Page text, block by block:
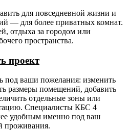
для повседневной жизни и
— для более приватных комнат.
отдыха за городом или
пространства.
проект
под ваши пожелания: изменить
размеры помещений, добавить
отдельные зоны или
Специалисты КБС 4
удобным именно под ваш
проживания.